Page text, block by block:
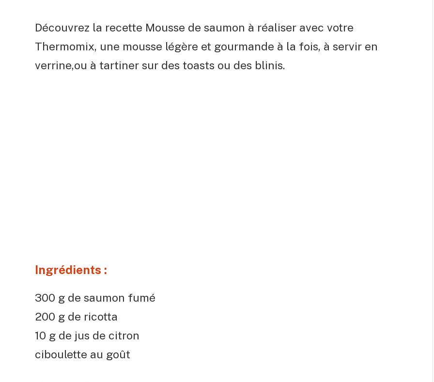
Découvrez la recette Mousse de saumon à réaliser avec votre
Thermomix, une mousse légère et gourmande à la fois, à servir en
verrine,ou à tartiner sur des toasts ou des blinis.
Ingrédients :
300 g de saumon fumé
200 g de ricotta
10 g de jus de citron
ciboulette au goût